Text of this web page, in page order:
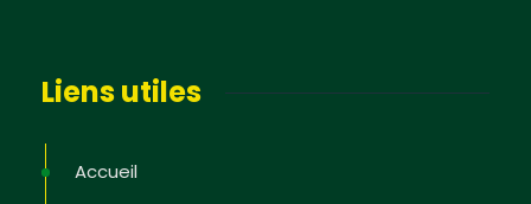
Liens utiles
Accueil